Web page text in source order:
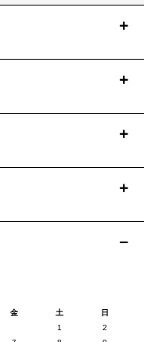
語る、という、
しく伝える歴史的資料として
かせたのではないかと思いま
金 土
日
1
2